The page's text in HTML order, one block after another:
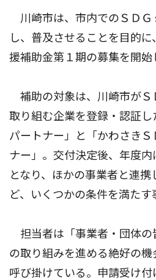
川崎市は、市内でのＳＤＧ
し、普及させることを目的
援補助金第１期の募集を開始
補助の対象は、川崎市がＳ
取り組む企業を登録・認証し
パートナー」と「かわさき
ナー」。交付決定後、年度
となり、ほかの事業者と連
ど、いくつかの条件を満たす
担当者は「事業者・団体の
の取り組みを進める絶好の
呼び掛けている。申請受け